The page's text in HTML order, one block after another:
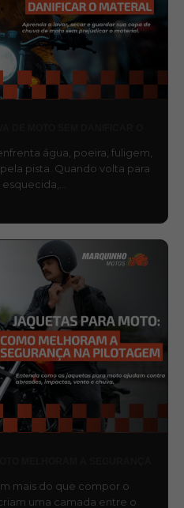
água, poeira, fuligem,
pista. Quando volta para
mais do que compor o
uma camada entre o